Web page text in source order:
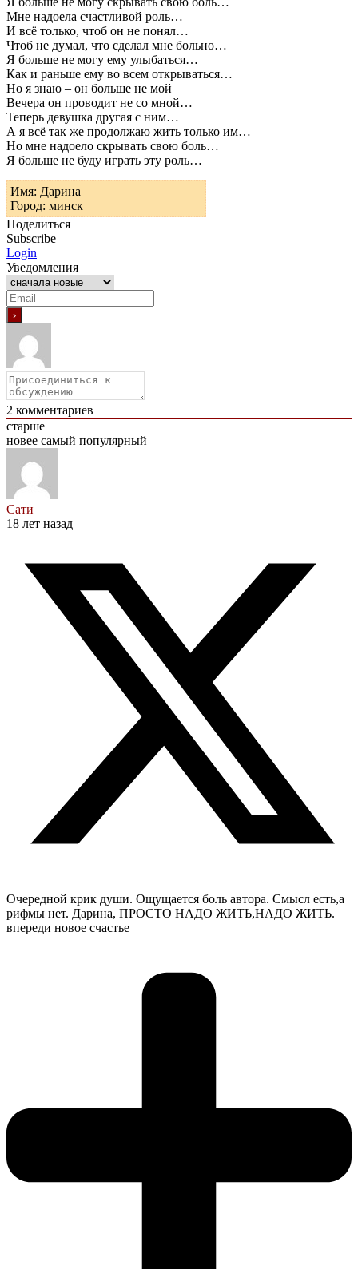
Мне надоела счастливой роль…
И всё только, чтоб он не понял…
Чтоб не думал, что сделал мне больно…
Я больше не могу ему улыбаться…
Как и раньше ему во всем открываться…
Но я знаю – он больше не мой
Вечера он проводит не со мной…
Теперь девушка другая с ним…
А я всё так же продолжаю жить только им…
Но мне надоело скрывать свою боль…
Я больше не буду играть эту роль…
Имя: Дарина
Город: минск
Поделиться
Subscribe
Login
Уведомления
2 комментариев
старше
новее самый популярный
Сати
18 лет назад
Очередной крик души. Ощущается боль автора. Смысл есть,а
рифмы нет. Дарина, ПРОСТО НАДО ЖИТЬ,НАДО ЖИТЬ.
впереди новое счастье